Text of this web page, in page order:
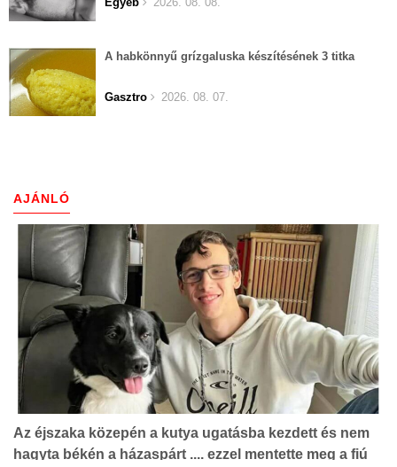
A habkönnyű grízgaluska készítésének 3 titka
Gasztro 2026. 08. 07.
AJÁNLÓ
Az éjszaka közepén a kutya ugatásba kezdett és nem
hagyta békén a házaspárt .... ezzel mentette meg a fiú